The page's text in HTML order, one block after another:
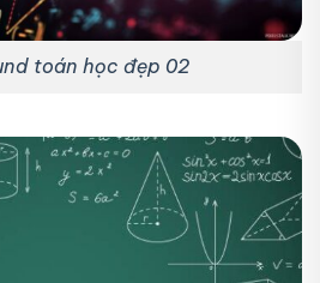
toán học đẹp 02